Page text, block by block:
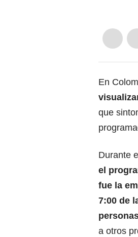
En
que
Durante
el
fue la
7:00 de
a otros